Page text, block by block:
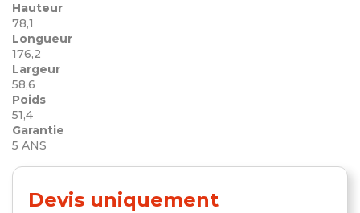
Hauteur
78,1
Longueur
176,2
Largeur
58,6
Poids
51,4
Garantie
5 ANS
Devis uniquement